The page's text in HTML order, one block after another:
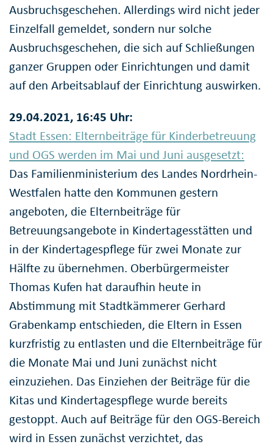
Ausbruchsgeschehen. Allerdings wird nicht jeder
Einzelfall gemeldet, sondern nur solche
Ausbruchsgeschehen, die sich auf Schließungen
ganzer Gruppen oder Einrichtungen und damit
auf den Arbeitsablauf der Einrichtung auswirken.
29.04.2021, 16:45 Uhr:
Stadt Essen: Elternbeiträge für Kinderbetreuung
und OGS werden im Mai und Juni ausgesetzt:
Das Familienministerium des Landes Nordrhein-
Westfalen hatte den Kommunen gestern
angeboten, die Elternbeiträge für
Betreuungsangebote in Kindertagesstätten und
in der Kindertagespflege für zwei Monate zur
Hälfte zu übernehmen. Oberbürgermeister
Thomas Kufen hat daraufhin heute in
Abstimmung mit Stadtkämmerer Gerhard
Grabenkamp entschieden, die Eltern in Essen
kurzfristig zu entlasten und die Elternbeiträge für
die Monate Mai und Juni zunächst nicht
einzuziehen. Das Einziehen der Beiträge für die
Kitas und Kindertagespflege wurde bereits
gestoppt. Auch auf Beiträge für den OGS-Bereich
wird in Essen zunächst verzichtet, das